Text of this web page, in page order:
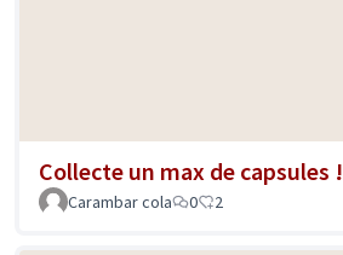
Collecte un max de capsules !
Carambar cola
0 2